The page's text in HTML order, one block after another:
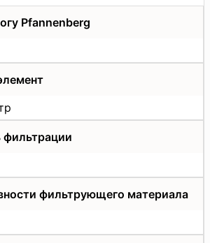
Pfannenberg
фильтрующего материала